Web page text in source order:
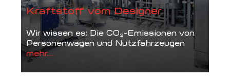
Kraftstoff vom Designer
Wir wissen es: Die CO₂-Emissionen von
Personenwagen und Nutzfahrzeugen
mehr...